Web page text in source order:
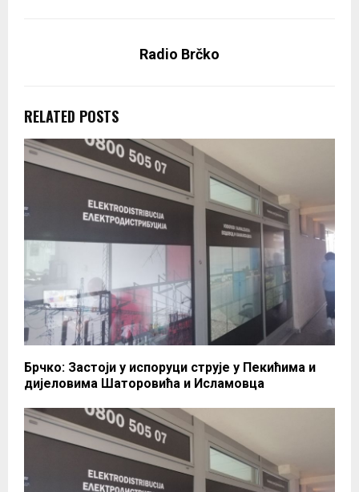
Radio Brčko
RELATED POSTS
Брчко: Застоји у испоруци струје у Пекићима и
дијеловима Шаторовића и Исламовца